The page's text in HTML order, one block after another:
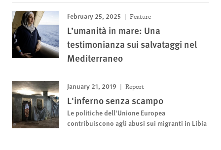
February 25, 2025 Feature
L’umanità in mare: Una
testimonianza sui salvataggi nel
Mediterraneo
January 21, 2019 Report
L'inferno senza scampo
Le politiche dell'Unione Europea
contribuiscono agli abusi sui migranti in Libia